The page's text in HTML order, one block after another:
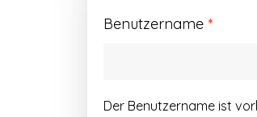
Benutzername *
Der Benutzername ist